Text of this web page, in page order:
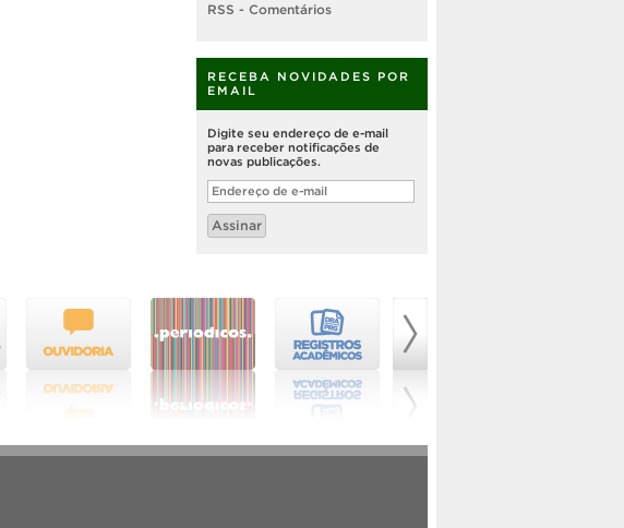
RSS - Comentários
RECEBA NOVIDADES POR
EMAIL
Digite seu endereço de e-mail
para receber notificações de
novas publicações.
Endereço
de
e-
mail
Assinar